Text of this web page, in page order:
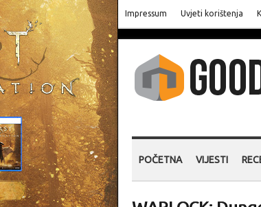
Impressum Uvjeti korištenja
POČETNA VIJESTI